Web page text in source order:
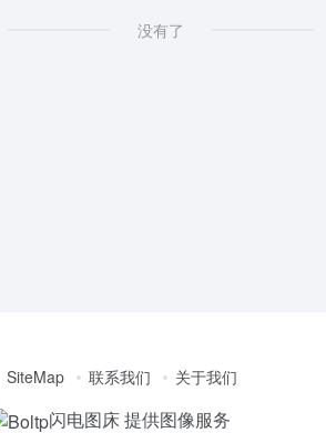
没有了
SiteMap 联系我们 关于我们
闪电图床提供图像服务